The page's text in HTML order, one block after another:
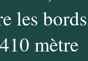
les
mètre